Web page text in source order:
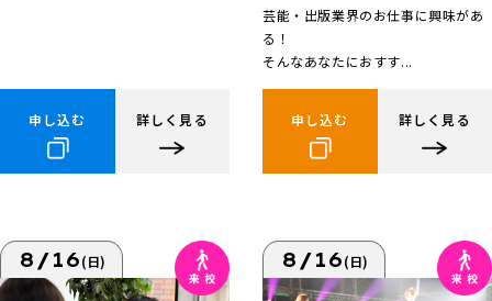
申し込む 詳しく見る
芸能・出版業界のお仕事に興味があ
る！
そんなあなたにおすす...
申し込む 詳しく見る
8/16(日) 8/16(日)